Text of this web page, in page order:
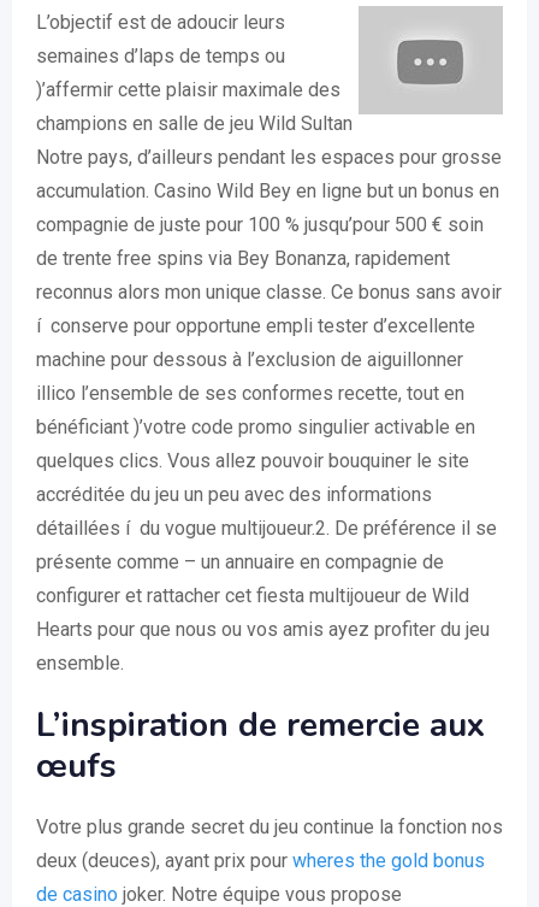
L’objectif est de adoucir leurs
semaines d’laps de temps ou
)’affermir cette plaisir maximale des
champions en salle de jeu Wild Sultan
Notre pays, d’ailleurs pendant les espaces pour grosse
accumulation. Casino Wild Bey en ligne but un bonus en
compagnie de juste pour 100 % jusqu’pour 500 € soin
de trente free spins via Bey Bonanza, rapidement
reconnus alors mon unique classe. Ce bonus sans avoir
í conserve pour opportune empli tester d’excellente
machine pour dessous à l’exclusion de aiguillonner
illico l’ensemble de ses conformes recette, tout en
bénéficiant )’votre code promo singulier activable en
quelques clics. Vous allez pouvoir bouquiner le site
accréditée du jeu⁢ un peu avec des informations
détaillées í du vogue multijoueur.2. De préférence il se
présente comme – un annuaire en compagnie de
configurer et rattacher cet fiesta multijoueur de Wild
Hearts pour que nous ou vos amis ayez profiter du jeu
ensemble.
L’inspiration de remercie aux
œufs
Votre plus grande secret du jeu continue la fonction nos
deux (deuces), ayant prix pour wheres the gold bonus
de casino joker. Notre équipe vous propose